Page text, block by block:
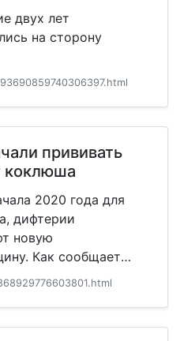
двух лет
на сторону
прививать
коклюша
2020 года для
дифтерии
новую
Как сообщает
шести-
вакцинации.